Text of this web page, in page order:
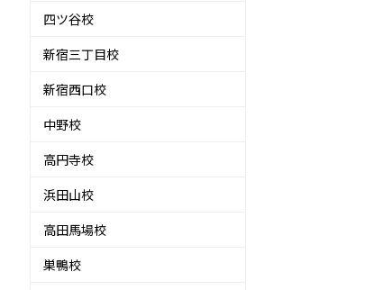
四ツ谷校
新宿三丁目校
新宿西口校
中野校
高円寺校
浜田山校
高田馬場校
巣鴨校